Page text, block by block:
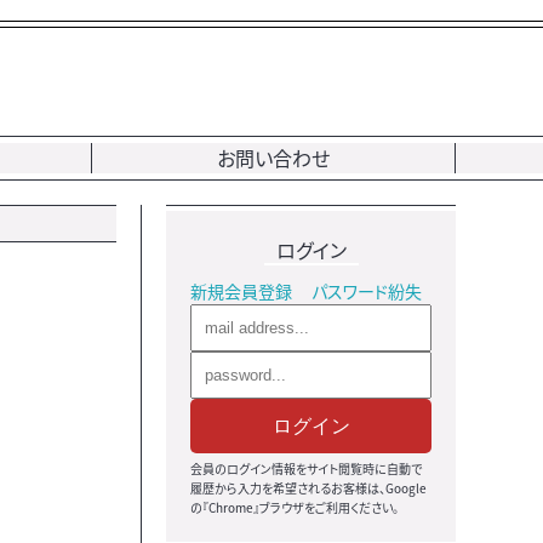
お問い合わせ
ログイン
新規会員登録 パスワード紛失
ログイン
会員のログイン情報をサイト閲覧時に自動で
履歴から入力を希望されるお客様は、Google
の『Chrome』ブラウザをご利用ください。